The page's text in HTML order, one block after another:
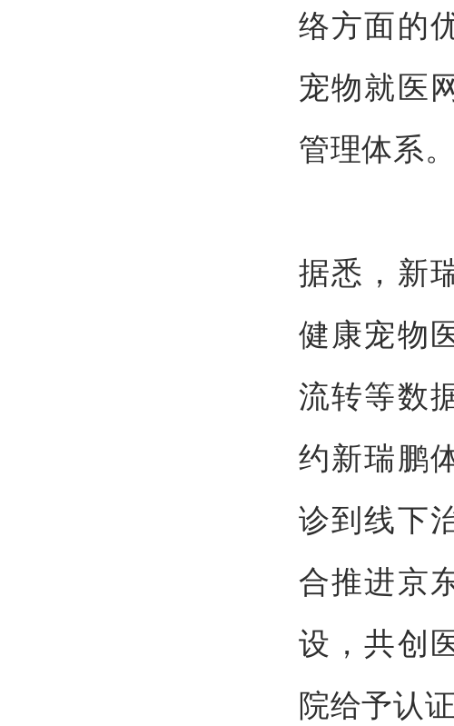
络方面的
宠物就医
管理体系。
据悉，新
健康宠物
流转等数
约新瑞鹏
诊到线下
合推进京
设，共创
院给予认证